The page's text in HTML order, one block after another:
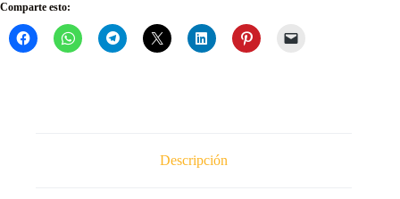
Comparte esto:
Descripción